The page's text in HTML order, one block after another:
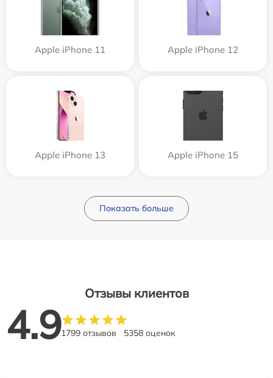
Apple iPhone 11 Apple iPhone 12
Apple iPhone 13 Apple iPhone 15
Показать больше
Отзывы клиентов
4.91799 отзывов 5358 оценок